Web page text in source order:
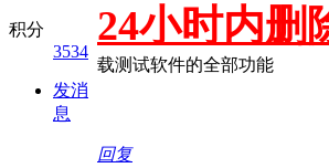
积分
3534
发消
息
24小时内删
载测试软件的全部功能
回复